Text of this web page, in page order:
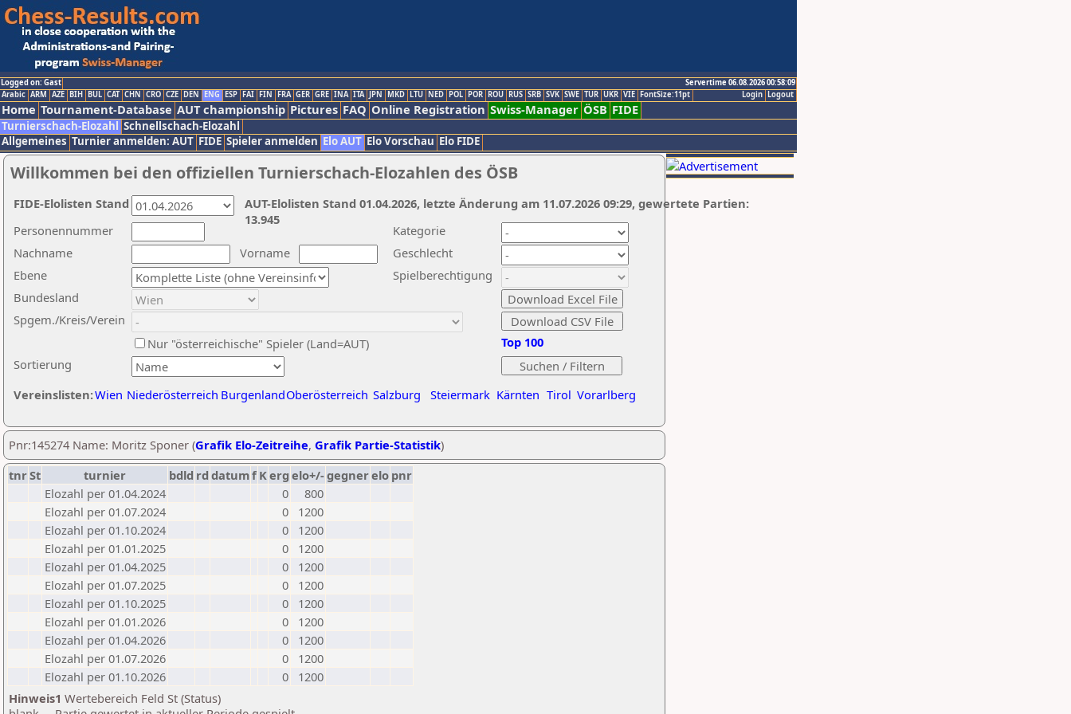
Logged on: Gast
Servertime 06.08.2026 00:58:09
Logout
Login
Arabic ARM AZE BIH BUL CAT CHN CRO CZE DEN ENG ESP FAI FIN FRA GER GRE INA ITA JPN MKD LTU NED POL POR ROU RUS SRB SVK SWE TUR UKR VIE FontSize:11pt
Home Tournament-Database AUT championship Pictures FAQ Online Registration Swiss-Manager ÖSB FIDE
Turnierschach-Elozahl Schnellschach-Elozahl
Allgemeines Turnier anmelden: AUT FIDE Spieler anmelden Elo AUT Elo Vorschau Elo FIDE
Willkommen bei den offiziellen Turnierschach-Elozahlen des ÖSB
Nachname
Vorname
Ebene
Kategorie
Sortierung
Personennummer
Bundesland
Spgem./Kreis/Verein
Geschlecht
Nur "österreichische" Spieler (Land=AUT)
Spielberechtigung
Vereinslisten:Wien Niederösterreich BurgenlandOberösterreich Salzburg Steiermark Kärnten Tirol Vorarlberg
Top 100
AUT-Elolisten Stand 01.04.2026, letzte Änderung am 11.07.2026 09:29, gewertete Partien:
13.945
FIDE-Elolisten Stand
Pnr:145274 Name: Moritz Sponer (Grafik Elo-Zeitreihe, Grafik Partie-Statistik)
tnrSt turnier bdld rd datumf Kerg elo+/-gegnerelo pnr
Elozahl per 01.04.2024
0
800
Elozahl per 01.07.2024
0
1200
Elozahl per 01.10.2024
0
1200
Elozahl per 01.01.2025
0
1200
Elozahl per 01.04.2025
0
1200
Elozahl per 01.07.2025
0
1200
Elozahl per 01.10.2025
0
1200
Elozahl per 01.01.2026
0
1200
Elozahl per 01.04.2026
0
1200
Elozahl per 01.07.2026
0
1200
Elozahl per 01.10.2026
0
1200
Hinweis1 Wertebereich Feld St (Status)